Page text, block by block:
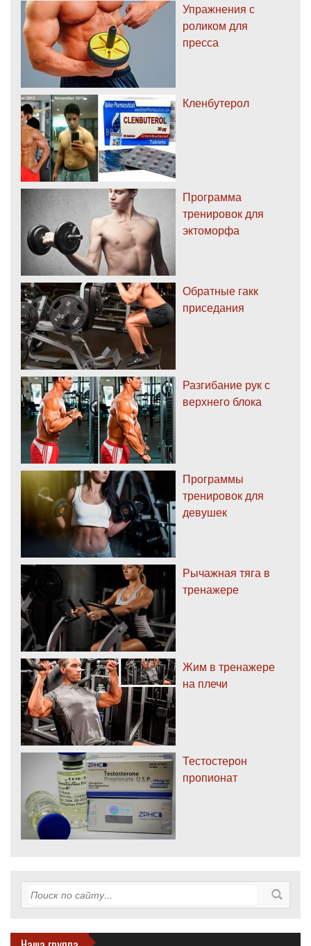
Упражнения с
роликом для
пресса
Кленбутерол
Программа
тренировок для
эктоморфа
Обратные гакк
приседания
Разгибание рук с
верхнего блока
Программы
тренировок для
девушек
Рычажная тяга в
тренажере
Жим в тренажере
на плечи
Тестостерон
пропионат